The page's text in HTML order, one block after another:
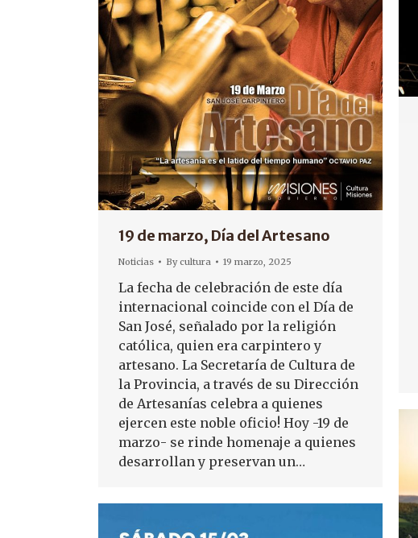
19 de marzo, Día del Artesano
Noticias Bycultura 19 marzo, 2025
La fecha de celebración de este día
internacional coincide con el Día de
San José, señalado por la religión
católica, quien era carpintero y
artesano. La Secretaría de Cultura de
la Provincia, a través de su Dirección
de Artesanías celebra a quienes
ejercen este noble oficio! Hoy -19 de
marzo- se rinde homenaje a quienes
desarrollan y preservan un…